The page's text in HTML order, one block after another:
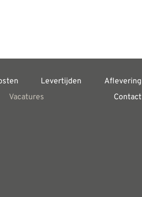
Levertijden
Aflevering
Vacatures
Contact